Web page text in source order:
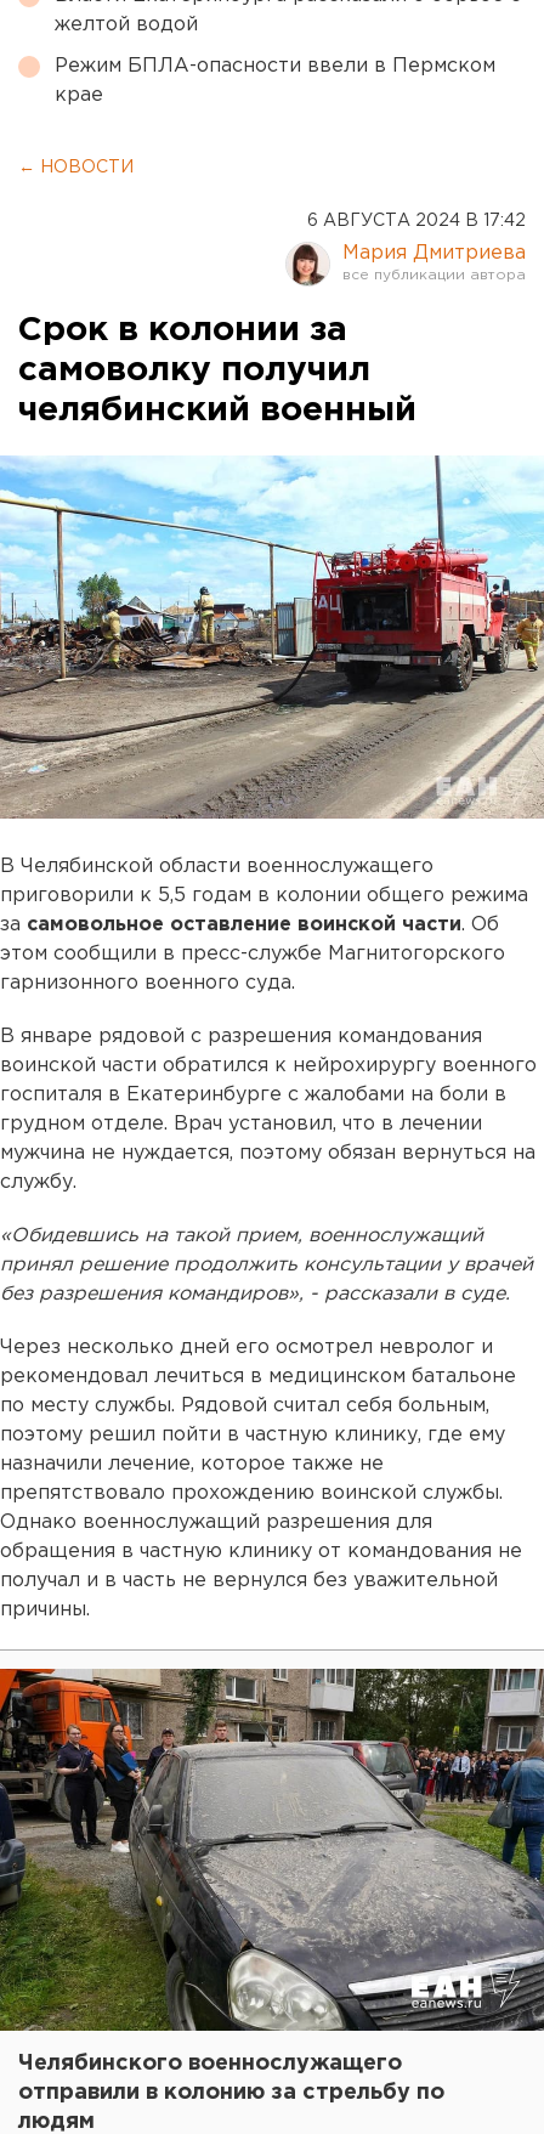
желтой водой
Режим БПЛА-опасности ввели в Пермском
крае
← НОВОСТИ
6 АВГУСТА 2024 В 17:42
Мария Дмитриева
Срок в колонии за
самоволку получил
челябинский военный
В Челябинской области военнослужащего
приговорили к 5,5 годам в колонии общего режима
за самовольное оставление воинской части. Об
этом сообщили в пресс-службе Магнитогорского
гарнизонного военного суда.
В январе рядовой с разрешения командования
воинской части обратился к нейрохирургу военного
госпиталя в Екатеринбурге с жалобами на боли в
грудном отделе. Врач установил, что в лечении
мужчина не нуждается, поэтому обязан вернуться на
службу.
«Обидевшись на такой прием, военнослужащий
принял решение продолжить консультации у врачей
без разрешения командиров», - рассказали в суде.
Через несколько дней его осмотрел невролог и
рекомендовал лечиться в медицинском батальоне
по месту службы. Рядовой считал себя больным,
поэтому решил пойти в частную клинику, где ему
назначили лечение, которое также не
препятствовало прохождению воинской службы.
Однако военнослужащий разрешения для
обращения в частную клинику от командования не
получал и в часть не вернулся без уважительной
причины.
Челябинского военнослужащего
отправили в колонию за стрельбу по
людям